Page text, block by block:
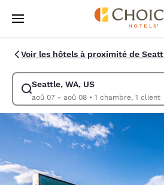
Sauter à Contenu Principal
Voir les hôtels à proximité de
Seattle, WA, US
aoû 07 - aoû 08• 1 chambre, 1 client
Modifier la recherche pour Seattle, WA,